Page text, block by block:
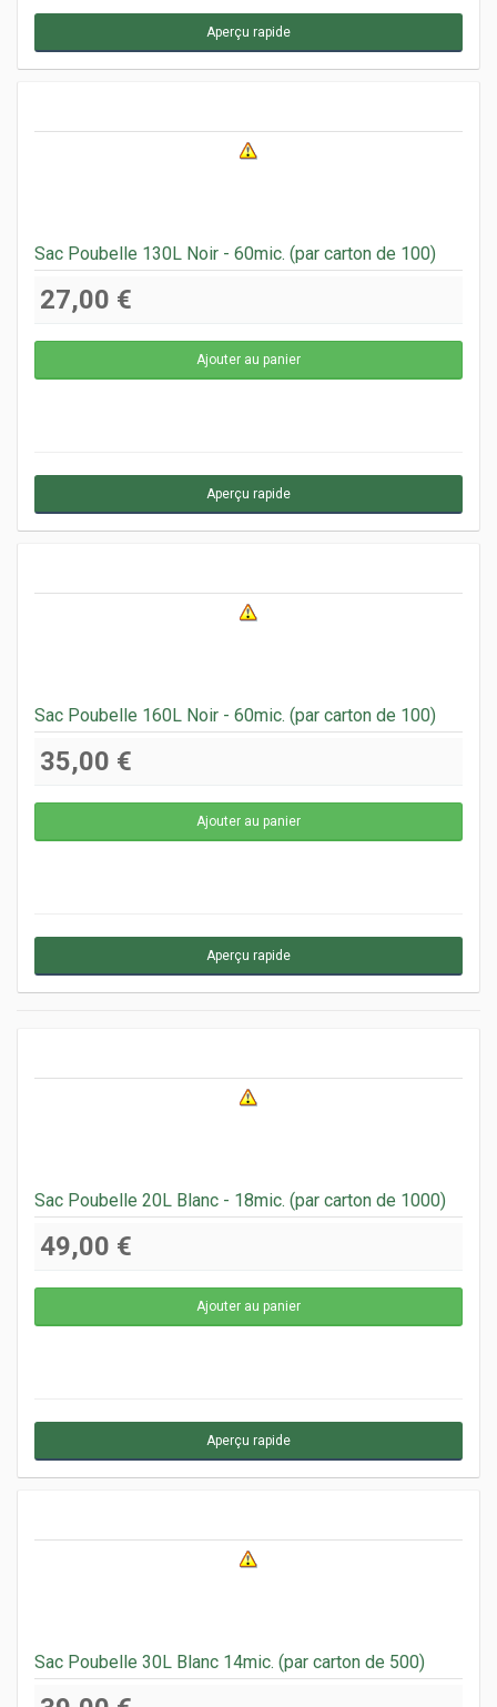
Aperçu rapide
Sac Poubelle 130L Noir - 60mic. (par carton de 100)
27,00 €
Aperçu rapide
Sac Poubelle 160L Noir - 60mic. (par carton de 100)
35,00 €
Aperçu rapide
Sac Poubelle 20L Blanc - 18mic. (par carton de 1000)
49,00 €
Aperçu rapide
Sac Poubelle 30L Blanc 14mic. (par carton de 500)